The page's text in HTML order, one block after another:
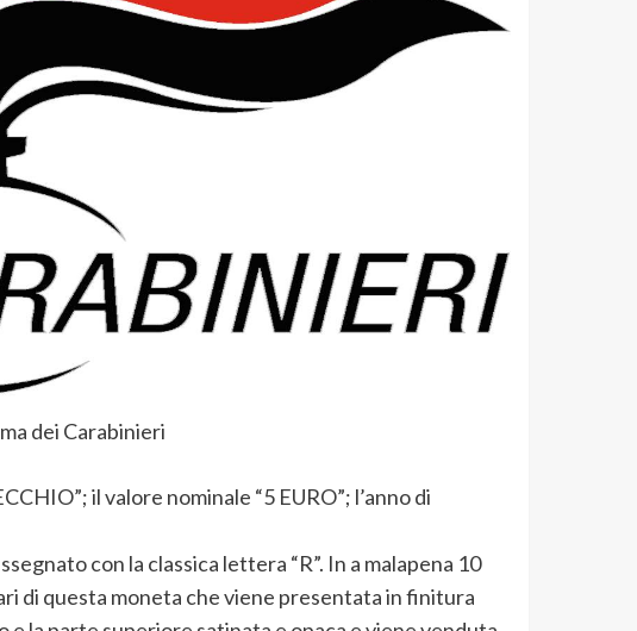
dei Carabinieri
il valore nominale “5 EURO”; l’anno di
con la classica lettera “R”. In a malapena 10
di questa moneta che viene presentata in finitura